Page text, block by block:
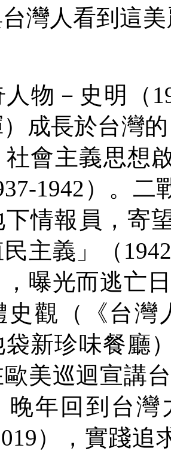
灣人看到這
物－史明（
成長於台灣
社會主義思想
1942）。
情報員，寄
主義」（
曝光而逃亡
史觀（《台灣
袋新珍味餐廳
美巡迴宣講
晚年回到台
），實踐